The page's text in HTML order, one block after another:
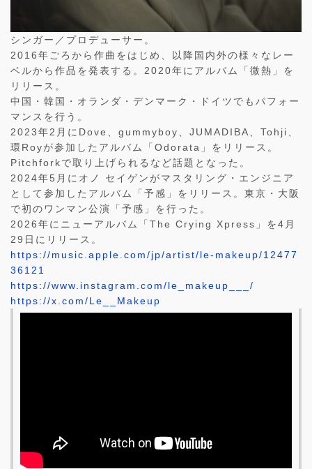
シンガー／プロデューサー。
2016年ごろから作曲をはじめ、以降国内外の様々なレー
ベルから作品を発表する。2020年にアルバム「微熱」を
リリース。
中国・韓国・オランダ・デンマーク・ドイツでもパフォー
マンスを行う。
2023年2月にDove、gummyboy、JUMADIBA、Tohji、
環Royが参加したアルバム「Odorata」をリリース。
Pitchforkで取り上げられるなど話題となった。
2024年5月にオノ セイゲンがマスタリング・エンジニア
として参加したアルバム「予感」をリリース。東京・大阪
で初のワンマン公演「予感」を行った。
2026年にニューアルバム「The Crying Xpress」を4月
29日にリリース。
https://music.apple.com/jp/artist/le-makeup/12477
36121
https://www.instagram.com/le_makeup___/
https://x.com/Le__Makeup